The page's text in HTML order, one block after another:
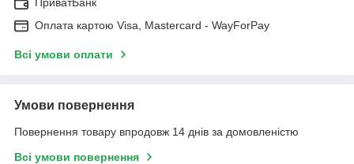
Оплата картою Visa, Mastercard - WayForPay
Всі умови оплати
Умови повернення
Повернення товару впродовж 14 днів за домовленістю
Всі умови повернення